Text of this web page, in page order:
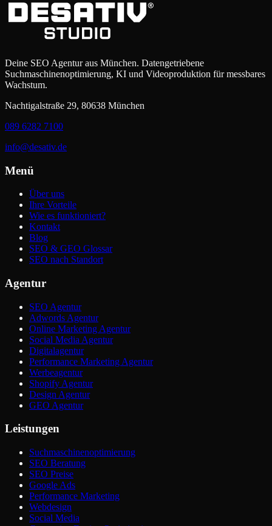
Deine SEO Agentur aus München. Datengetriebene
Suchmaschinenoptimierung, KI und Videoproduktion für messbares
Wachstum.
Nachtigalstraße 29, 80638 München
089 6282 7100
info@desativ.de
Menü
Über uns
Ihre Vorteile
Wie es funktioniert?
Kontakt
Blog
SEO & GEO Glossar
SEO nach Standort
Agentur
SEO Agentur
Adwords Agentur
Online Marketing Agentur
Social Media Agentur
Digitalagentur
Performance Marketing Agentur
Werbeagentur
Shopify Agentur
Design Agentur
GEO Agentur
Leistungen
Suchmaschinenoptimierung
SEO Beratung
SEO Preise
Google Ads
Performance Marketing
Webdesign
Social Media